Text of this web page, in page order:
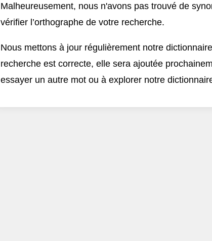
Malheureusement, nous n'avons pas trouvé de
vérifier l’orthographe de votre recherche.
Nous mettons à jour régulièrement notre
recherche est correcte, elle sera ajoutée
essayer un autre mot ou à explorer notre